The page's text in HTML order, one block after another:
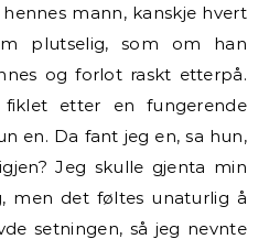
mann, kanskje hvert
plutselig, som om han
og forlot raskt etterpå.
etter en fungerende
en. Da fant jeg en, sa hun,
Jeg skulle gjenta min
men det føltes unaturlig å
setningen, så jeg nevnte